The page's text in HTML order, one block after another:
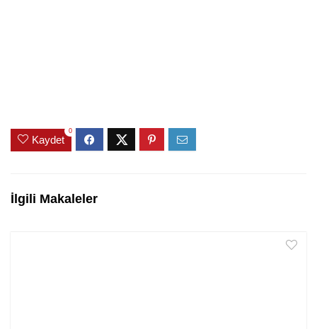
Kaydet
0
İlgili Makaleler